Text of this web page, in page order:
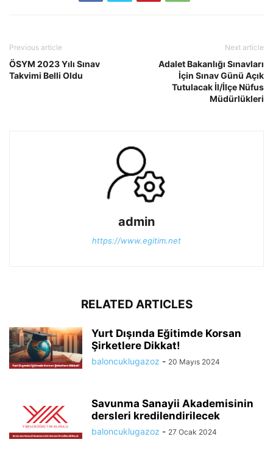
Previous article
ÖSYM 2023 Yılı Sınav
Takvimi Belli Oldu
Next article
Adalet Bakanlığı Sınavları
İçin Sınav Günü Açık
Tutulacak İl/İlçe Nüfus
Müdürlükleri
admin
https://www.egitim.net
RELATED ARTICLES
Yurt Dışında Eğitimde Korsan
Şirketlere Dikkat!
baloncuklugazoz - 20 Mayıs 2024
Savunma Sanayii Akademisinin
dersleri kredilendirilecek
baloncuklugazoz - 27 Ocak 2024